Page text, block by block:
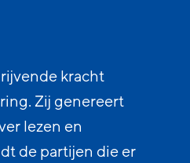
kracht
Zij genereert
lezen en
de partijen die er